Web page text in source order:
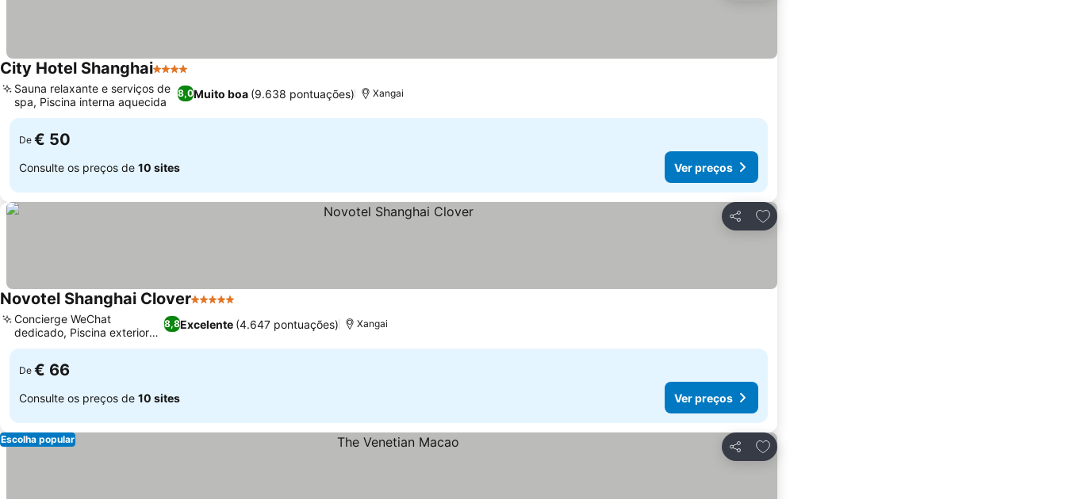
City Hotel Shanghai4 Estrelas
8,0Muito boa (9.638 pontuações)
Sauna relaxante e serviços de
spa, Piscina interna aquecida
Xangai
De € 50
Consulte os preços de 10 sites Ver preços
Partilhar
Adicionar aos favoritos
Novotel Shanghai Clover5 Estrelas
8,8Excelente (4.647 pontuações)
Concierge WeChat
dedicado, Piscina exterior
sazonal
Xangai
De € 66
Consulte os preços de 10 sites Ver preços
Partilhar
Adicionar aos favoritos
Escolha popular